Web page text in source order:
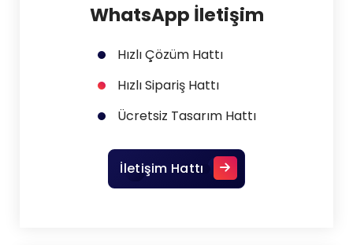
WhatsApp İletişim
Hızlı Çözüm Hattı
Hızlı Sipariş Hattı
Ücretsiz Tasarım Hattı
İletişim Hattı